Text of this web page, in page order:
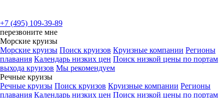
+7 (495) 109-39-89
перезвоните мне
Морские круизы
Морские круизы Поиск круизов Круизные компании Регионы
плавания Календарь низких цен Поиск низкой цены по портам
выхода круизов Мы рекомендуем
Речные круизы
Речные круизы Поиск круизов Круизные компании Регионы
плавания Календарь низких цен Поиск низкой цены по портам